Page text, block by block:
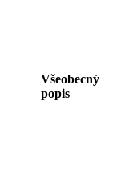
Všeobecný
popis